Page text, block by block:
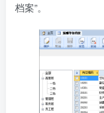
档案”。